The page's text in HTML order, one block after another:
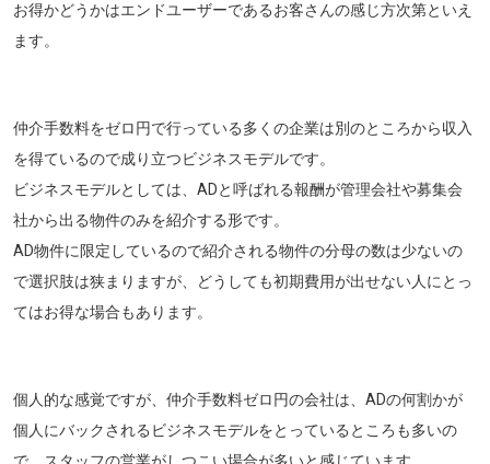
お得かどうかはエンドユーザーであるお客さんの感じ方次第といえ
ます。
仲介手数料をゼロ円で行っている多くの企業は別のところから収入
を得ているので成り立つビジネスモデルです。
ビジネスモデルとしては、ADと呼ばれる報酬が管理会社や募集会
社から出る物件のみを紹介する形です。
AD物件に限定しているので紹介される物件の分母の数は少ないの
で選択肢は狭まりますが、どうしても初期費用が出せない人にとっ
てはお得な場合もあります。
個人的な感覚ですが、仲介手数料ゼロ円の会社は、ADの何割かが
個人にバックされるビジネスモデルをとっているところも多いの